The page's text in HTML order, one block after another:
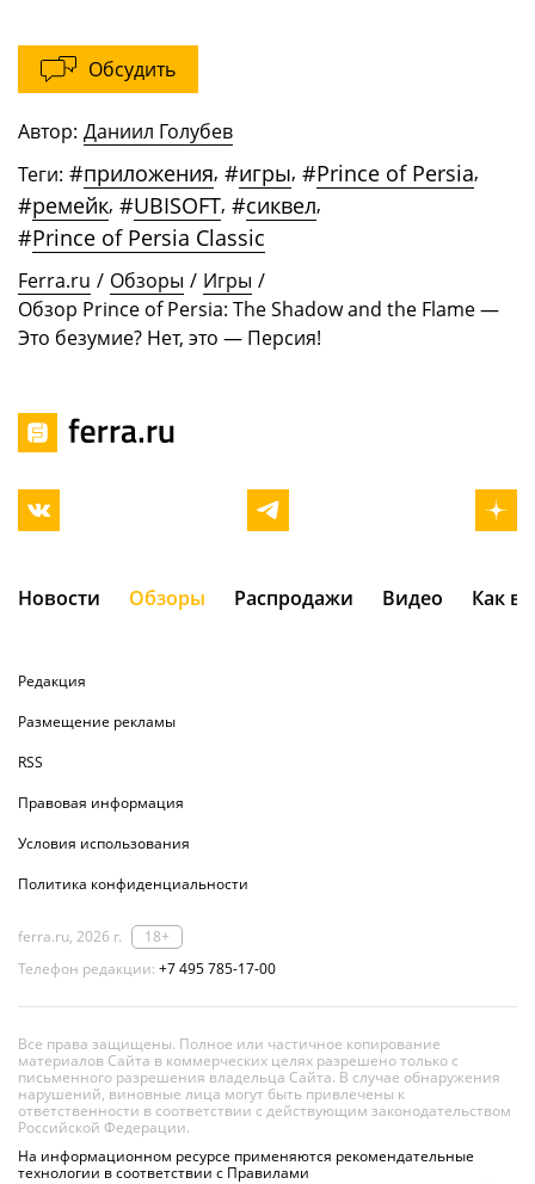
Обсудить
Автор: Даниил Голубев
Теги: #приложения, #игры, #Prince of Persia,
#ремейк, #UBISOFT, #сиквел,
#Prince of Persia Classic
Ferra.ru / Обзоры / Игры /
Обзор Prince of Persia: The Shadow and the Flame —
Это безумие? Нет, это — Персия!
Новости Обзоры Распродажи Видео Как
Редакция
Размещение рекламы
RSS
Правовая информация
Условия использования
Политика конфиденциальности
ferra.ru, 2026 г.
18+
Телефон редакции: +7 495 785-17-00
Все права защищены. Полное или частичное копирование
материалов Сайта в коммерческих целях разрешено только с
письменного разрешения владельца Сайта. В случае обнаружения
нарушений, виновные лица могут быть привлечены к
ответственности в соответствии с действующим законодательством
Российской Федерации.
На информационном ресурсе применяются рекомендательные
технологии в соответствии с Правилами